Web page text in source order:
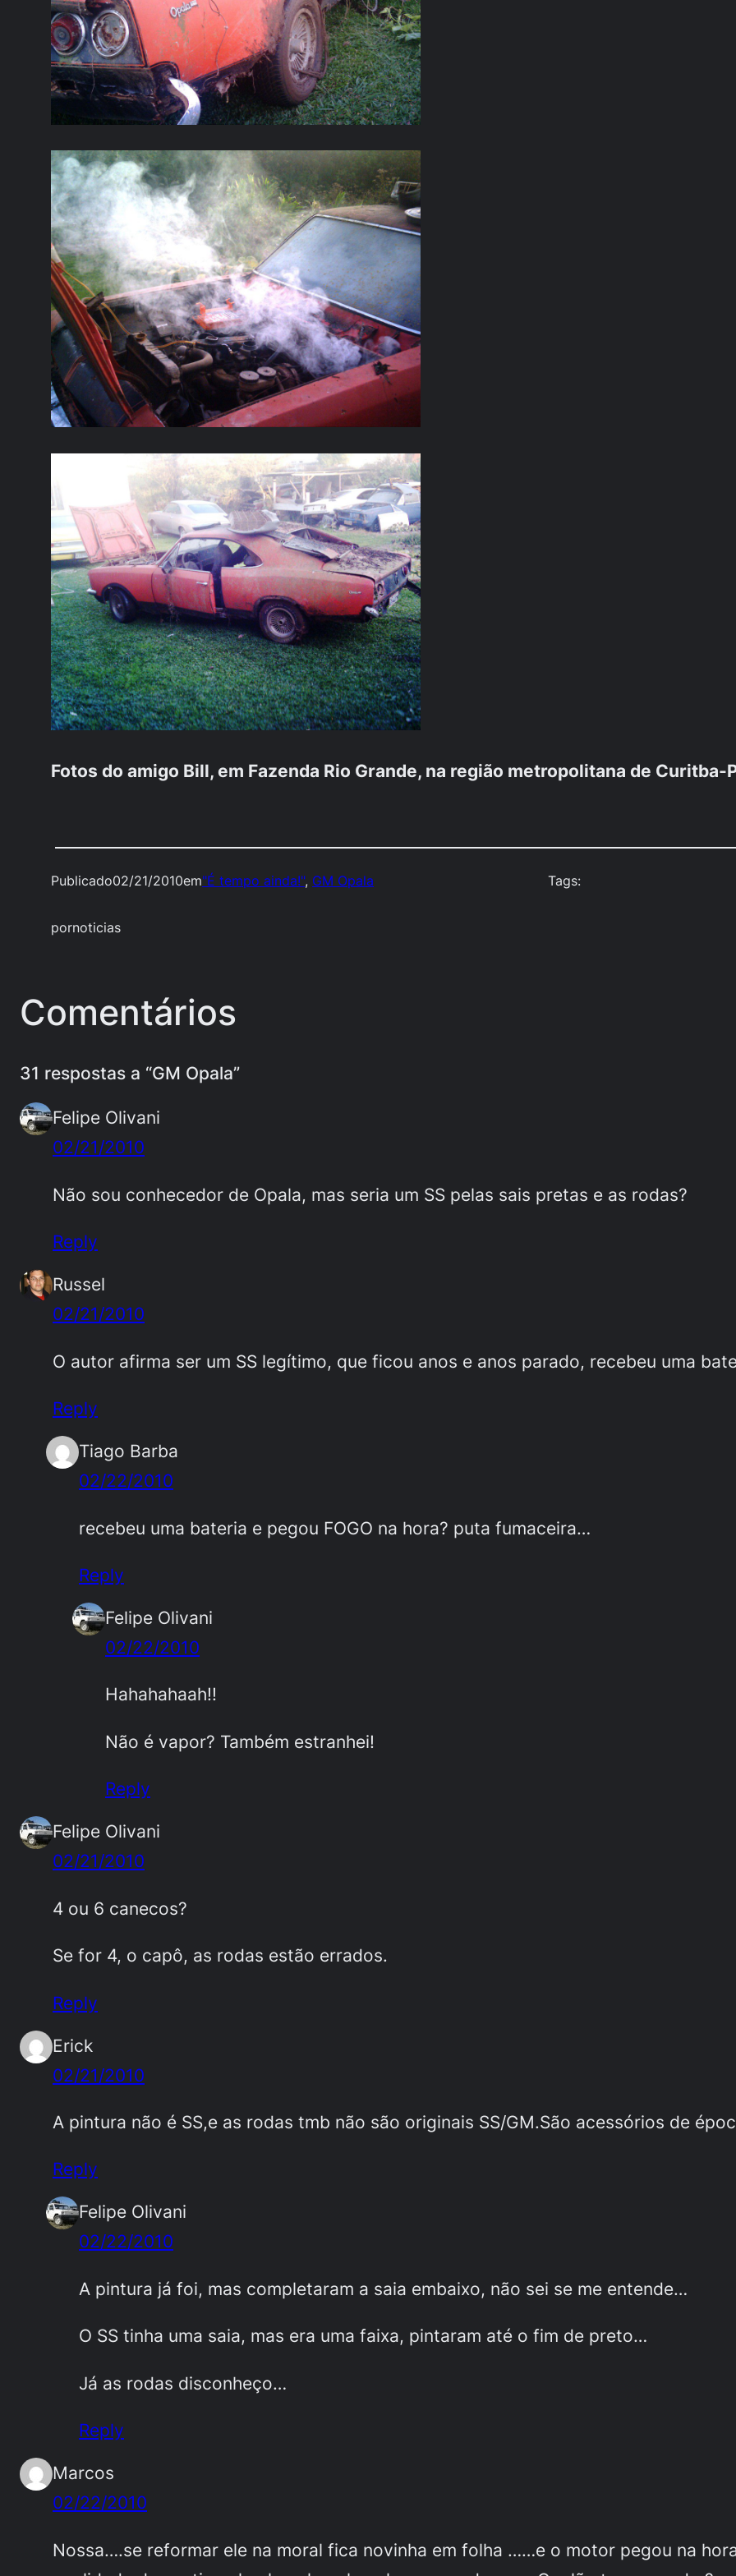
Fotos do amigo Bill, em Fazenda Rio Grande, na região metropolitana de Curitba-
Publicado02/21/2010em"É tempo ainda!", GM Opala
pornoticias
Tags:
Comentários
31 respostas a “GM Opala”
Felipe Olivani
02/21/2010
Não sou conhecedor de Opala, mas seria um SS pelas sais pretas e as rodas?
Reply
Russel
02/21/2010
O autor afirma ser um SS legítimo, que ficou anos e anos parado, recebeu uma
Reply
Tiago Barba
02/22/2010
recebeu uma bateria e pegou FOGO na hora? puta fumaceira…
Reply
Felipe Olivani
02/22/2010
Hahahahaah!!
Não é vapor? Também estranhei!
Reply
Felipe Olivani
02/21/2010
4 ou 6 canecos?
Se for 4, o capô, as rodas estão errados.
Reply
Erick
02/21/2010
A pintura não é SS,e as rodas tmb não são originais SS/GM.São acessórios de
Reply
Felipe Olivani
02/22/2010
A pintura já foi, mas completaram a saia embaixo, não sei se me entende…
O SS tinha uma saia, mas era uma faixa, pintaram até o fim de preto…
Já as rodas disconheço…
Reply
Marcos
02/22/2010
Nossa….se reformar ele na moral fica novinha em folha ……e o motor pegou na